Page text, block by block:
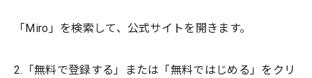
「Miro」を検索して、公式サイトを開きます。
2.「無料で登録する」または「無料ではじめる」をクリ